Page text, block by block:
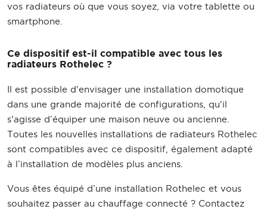
vos radiateurs où que vous soyez, via votre tablette ou
smartphone.
Ce dispositif est-il compatible avec tous les
radiateurs Rothelec ?
Il est possible d'envisager une installation domotique
dans une grande majorité de configurations, qu'il
s'agisse d’équiper une maison neuve ou ancienne.
Toutes les nouvelles installations de radiateurs Rothelec
sont compatibles avec ce dispositif, également adapté
à l’installation de modèles plus anciens.
Vous êtes équipé d’une installation Rothelec et vous
souhaitez passer au chauffage connecté ? Contactez